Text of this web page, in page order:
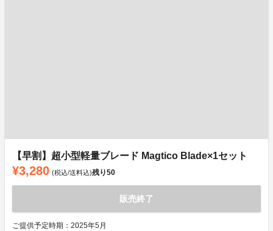
【早割】超小型軽量ブレード Magtico Blade×1セット
¥3,280 (税込/送料込)残り50
販売終了
ご提供予定時期：2025年5月